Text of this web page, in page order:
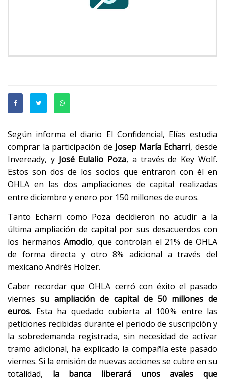
Según informa el diario El Confidencial, Elías estudia
comprar la participación de Josep María Echarri, desde
Inveready, y José Eulalio Poza, a través de Key Wolf.
Estos son dos de los socios que entraron con él en
OHLA en las dos ampliaciones de capital realizadas
entre diciembre y enero por 150 millones de euros.
Tanto Echarri como Poza decidieron no acudir a la
última ampliación de capital por sus desacuerdos con
los hermanos Amodio, que controlan el 21% de OHLA
de forma directa y otro 8% adicional a través del
mexicano Andrés Holzer.
Caber recordar que OHLA cerró con éxito el pasado
viernes su ampliación de capital de 50 millones de
euros. Esta ha quedado cubierta al 100 % entre las
peticiones recibidas durante el periodo de suscripción y
la sobredemanda registrada, sin necesidad de activar
tramo adicional, ha explicado la compañía este pasado
viernes. Si la emisión de nuevas acciones se cubre en su
totalidad, la banca liberará unos avales que